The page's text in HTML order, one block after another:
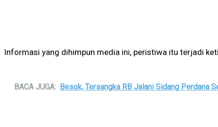
Informasi yang dihimpun media ini, peristiwa itu terjadi
BACA JUGA: Besok, Tersangka RB Jalani Sidang Perdana